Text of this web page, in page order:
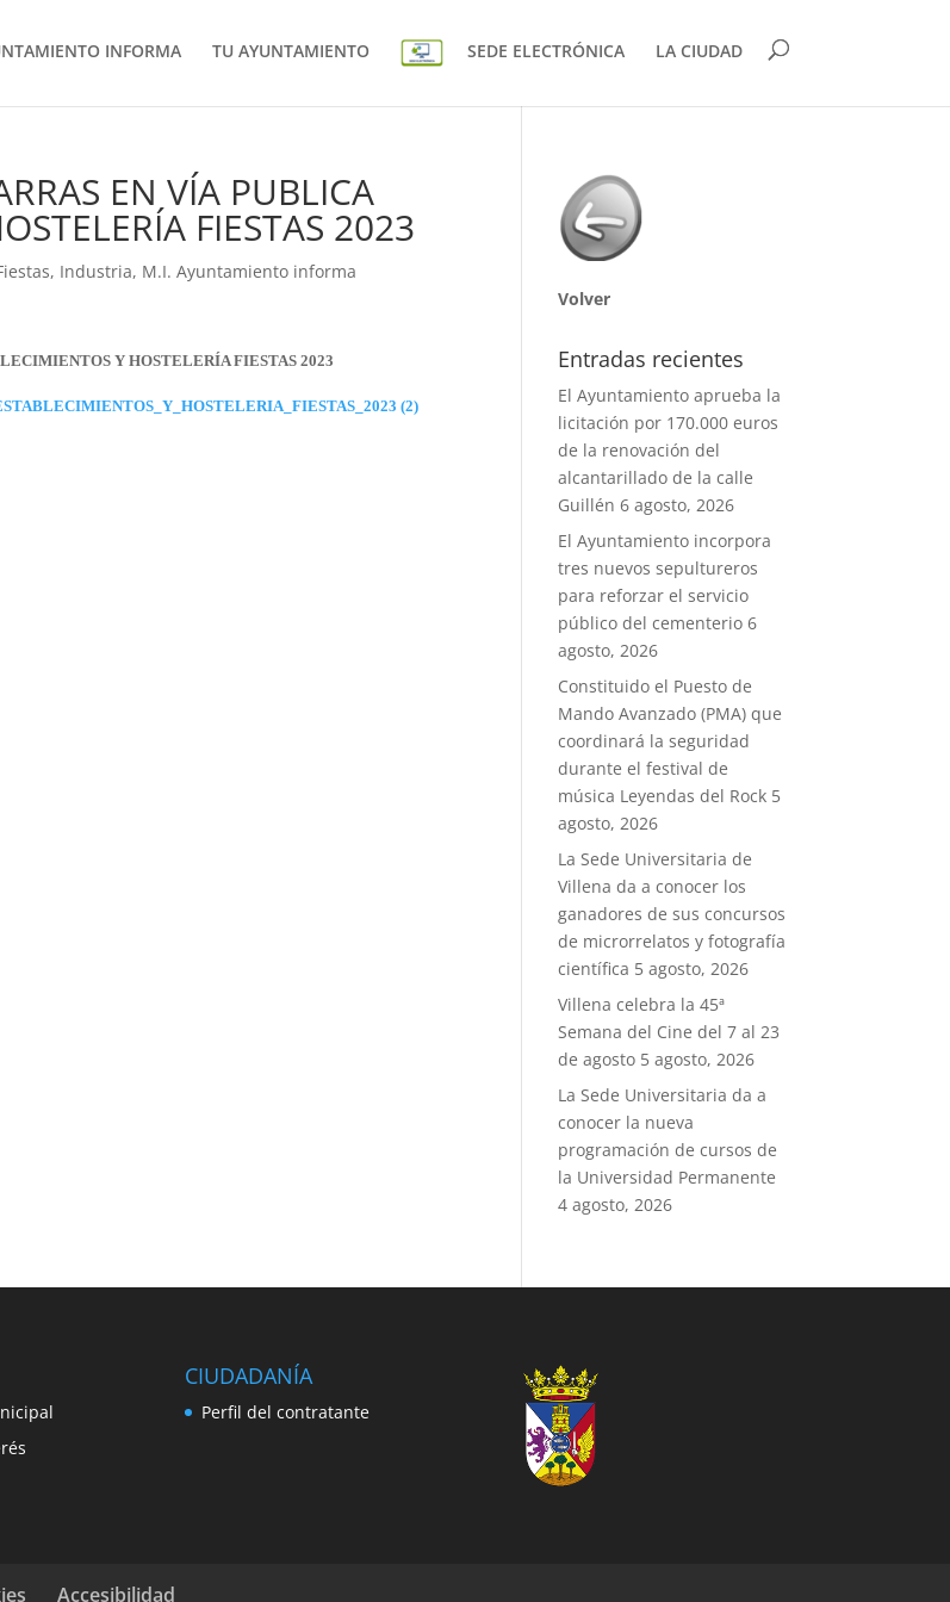
INFORMA TU AYUNTAMIENTO SEDE ELECTRÓNICA LA CIUDAD
EN VÍA PUBLICA
FIESTAS 2023
, Industria, M.I. Ayuntamiento informa
Y HOSTELERÍA FIESTAS 2023
(2)
Volver
Entradas recientes
El Ayuntamiento aprueba la
licitación por 170.000 euros
de la renovación del
alcantarillado de la calle
Guillén 6 agosto, 2026
El Ayuntamiento incorpora
tres nuevos sepultureros
para reforzar el servicio
público del cementerio 6
agosto, 2026
Constituido el Puesto de
Mando Avanzado (PMA) que
coordinará la seguridad
durante el festival de
música Leyendas del Rock 5
agosto, 2026
La Sede Universitaria de
Villena da a conocer los
ganadores de sus concursos
de microrrelatos y fotografía
científica 5 agosto, 2026
Villena celebra la 45ª
Semana del Cine del 7 al 23
de agosto 5 agosto, 2026
La Sede Universitaria da a
conocer la nueva
programación de cursos de
la Universidad Permanente
4 agosto, 2026
CIUDADANÍA
Perfil del contratante
Accesibilidad